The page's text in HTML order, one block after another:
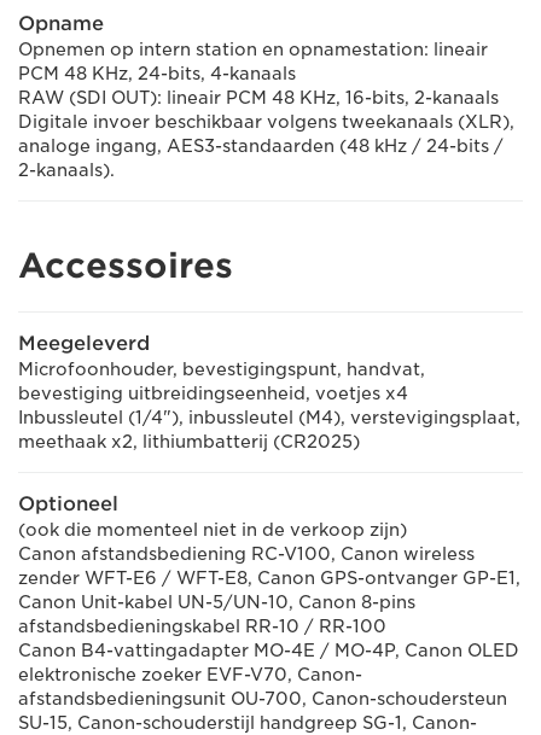
Opname
Opnemen op intern station en opnamestation: lineair
PCM 48 KHz, 24-bits, 4-kanaals
RAW (SDI OUT): lineair PCM 48 KHz, 16-bits, 2-kanaals
Digitale invoer beschikbaar volgens tweekanaals (XLR),
analoge ingang, AES3-standaarden (48 kHz / 24-bits /
2-kanaals).
Accessoires
Meegeleverd
Microfoonhouder, bevestigingspunt, handvat,
bevestiging uitbreidingseenheid, voetjes x4
Inbussleutel (1/4"), inbussleutel (M4), verstevigingsplaat,
meethaak x2, lithiumbatterij (CR2025)
Optioneel
(ook die momenteel niet in de verkoop zijn)
Canon afstandsbediening RC-V100, Canon wireless
zender WFT-E6 / WFT-E8, Canon GPS-ontvanger GP-E1,
Canon Unit-kabel UN-5/UN-10, Canon 8-pins
afstandsbedieningskabel RR-10 / RR-100
Canon B4-vattingadapter MO-4E / MO-4P, Canon OLED
elektronische zoeker EVF-V70, Canon-
afstandsbedieningsunit OU-700, Canon-schoudersteun
SU-15, Canon-schouderstijl handgreep SG-1, Canon-